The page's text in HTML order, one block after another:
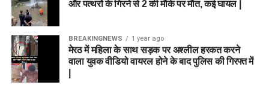
और पत्थरों के गिरने से 2 की मौके पर मौत, कई घायल |
BREAKINGNEWS 1 year ago
मेरठ में महिला के साथ सड़क पर अश्लील हरकत करने
वाला युवक वीडियो वायरल होने के बाद पुलिस की गिरफ्त में